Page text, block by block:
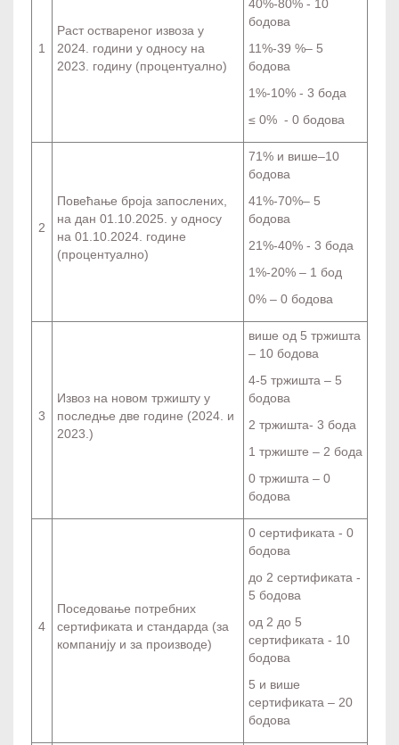
1
Раст оствареног извоза у
2024. години у односу на
2023. годину (процентуално)
40%-80% - 10
бодова
11%-39 %– 5
бодова
1%-10% - 3 бода
≤ 0% - 0 бодова
2
Повећање броја запослених,
на дан 01.10.2025. у односу
на 01.10.2024. године
(процентуално)
71% и више–10
бодова
41%-70%– 5
бодова
21%-40% - 3 бода
1%-20% – 1 бод
0% – 0 бодова
3
Извоз на новом тржишту у
последње две године (2024. и
2023.)
више од 5 тржишта
– 10 бодова
4-5 тржишта – 5
бодова
2 тржишта- 3 бода
1 тржиште – 2 бода
0 тржишта – 0
бодова
4
Поседовање потребних
сертификата и стандарда (за
компанију и за производе)
0 сертификата - 0
бодова
до 2 сертификата -
5 бодова
од 2 до 5
сертификата - 10
бодова
5 и више
сертификата – 20
бодова